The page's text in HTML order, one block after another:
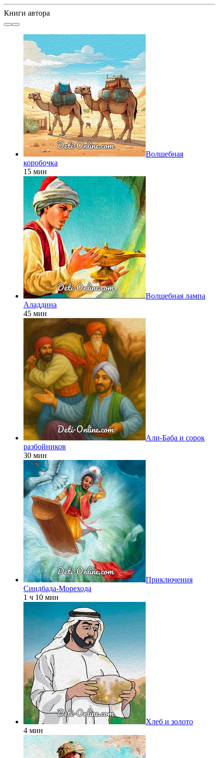
Книги автора
Волшебная
коробочка
15 мин
Волшебная лампа
Аладдина
45 мин
Али-Баба и сорок
разбойников
30 мин
Приключения
Синдбада-Морехода
1 ч 10 мин
Хлеб и золото
4 мин